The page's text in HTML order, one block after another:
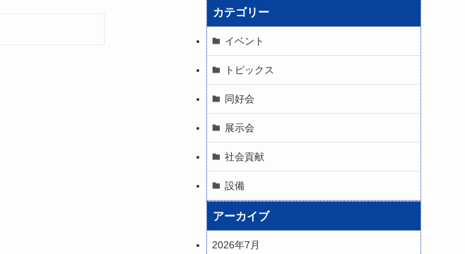
カテゴリー
イベント
トピックス
同好会
展示会
社会貢献
設備
アーカイブ
2026年7月